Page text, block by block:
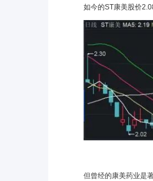
如今的ST康美股价
但曾经的康美药业是